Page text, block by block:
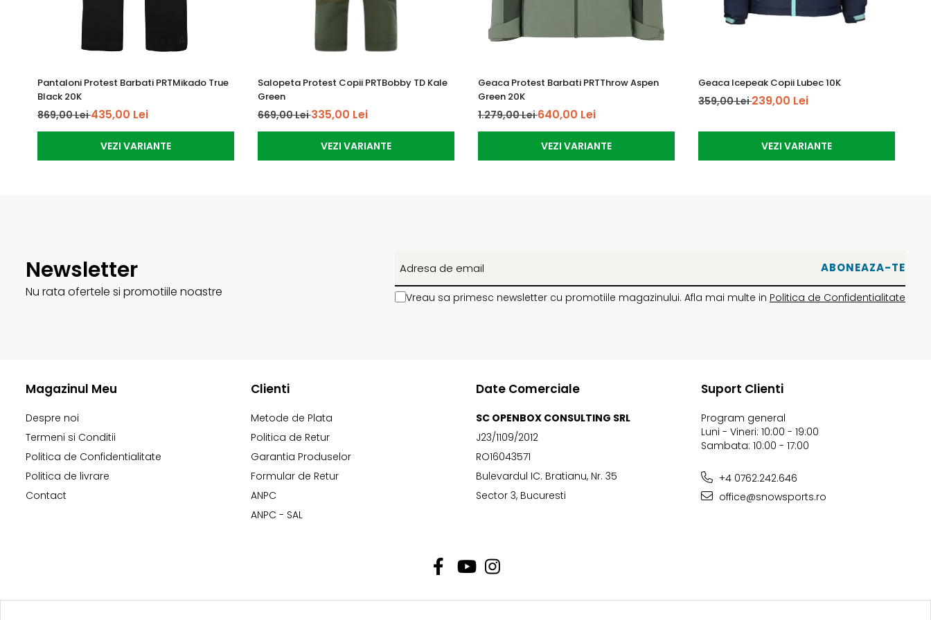
Pantaloni Protest Barbati PRTMikado True
Black 20K
869,00 Lei435,00 Lei
VEZI VARIANTE
Salopeta Protest Copii PRTBobby TD Kale
Green
669,00 Lei335,00 Lei
VEZI VARIANTE
Geaca Protest Barbati PRTThrow Aspen
Green 20K
1.279,00 Lei640,00 Lei
VEZI VARIANTE
Geaca Icepeak Copii Lubec 10K
359,00 Lei239,00 Lei
VEZI VARIANTE
Newsletter
Nu rata ofertele si promotiile noastre Vreau sa primesc newsletter cu promotiile magazinului. Afla mai multe in Politica de Confidentialitate
Magazinul Meu
Despre noi
Termeni si Conditii
Politica de Confidentialitate
Politica de livrare
Contact
Clienti
Metode de Plata
Politica de Retur
Garantia Produselor
Formular de Retur
ANPC
ANPC - SAL
Date Comerciale
SC OPENBOX CONSULTING SRL
J23/1109/2012
RO16043571
Bulevardul IC. Bratianu, Nr. 35
Sector 3, Bucuresti
Suport Clienti
Program general
Luni - Vineri: 10:00 - 19:00
Sambata: 10:00 - 17:00
+4 0762.242.646
office@snowsports.ro